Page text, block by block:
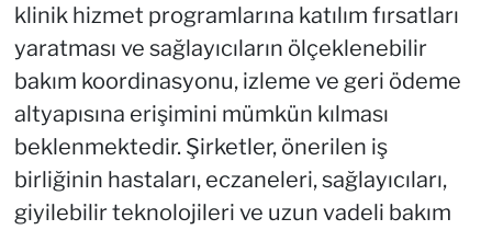
klinik hizmet programlarına katılım fırsatları
yaratması ve sağlayıcıların ölçeklenebilir
bakım koordinasyonu, izleme ve geri ödeme
altyapısına erişimini mümkün kılması
beklenmektedir. Şirketler, önerilen iş
birliğinin hastaları, eczaneleri, sağlayıcıları,
giyilebilir teknolojileri ve uzun vadeli bakım